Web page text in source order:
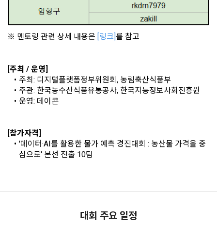
며, 정책 또한 개정될 시에는 적용일자와 개정사유를 명시하여
“회사” 홈페이지의 공지게시판에 그 적용일자 7일 이전부터 적
용일자 전일까지 공지한다.
6. "회원"은 변경된 약관에 대해 거부할 권리가 있다. "회원"은 변
간을 정하여 "회원"에게 사전 통지 후 당해 "회원"과의 계약을 해
지할 수 있다. 만약, "회원"이 거부의사를 표시하지 않거나, 전항
에 따라 시행일 이후에 "서비스"를 이용하는 경우에는 동의한 것
으로 간주한다.
제 4 조 (약관의 해석)
1. 이 약관에서 규정하지 않은 사항에 관해서는 약관의규제등에
관한법률, 전기통신기본법, 전기통신사업법, 정보통신망이용촉
비자기본법 등의 관계법령에 따른다.
경우에는 개별 계약이 우선한다.
데이콘 내의 개별 서비스 이용, 상금 및 상품 지급 과정에서 해당
서비스의 이용자에 한해 추가 개인정보 수집이 발생할 수 있습
니다. 추가로 개인정보를 수집할 경우에는 해당 개인정보 수집
시점에서 이용자에게 ‘수집하는 개인정보 항목, 개인정보의 수
2) 데이콘 인재풀 등록 시 수집하는 항목
필수 항목: 이름, 이메일, 핸드폰 번호, 경력, 신입/경력 해당 사항
선택 항목: 프로젝트 또는 대회 코드 링크(추가분), 기타 수상 경
력, 개인 운영 사이트 링크(GitHub, Linkedin 등) ,영상, ppt
모바일 서비스의 특성상 단말기 모델 정보가 수집될 수 있으나,
※ 멘토링 관련 상세 내용은 [링크]를 참고
[주최 / 운영]
주최: 디지털플랫폼정부위원회, 농림축산식품부
주관: 한국농수산식품유통공사, 한국지능정보사회진흥원
운영: 데이콘
[참가자격]
'데이터·AI를 활용한 물가 예측 경진대회 : 농산물 가격을 중
심으로' 본선 진출 10팀
대회 주요 일정